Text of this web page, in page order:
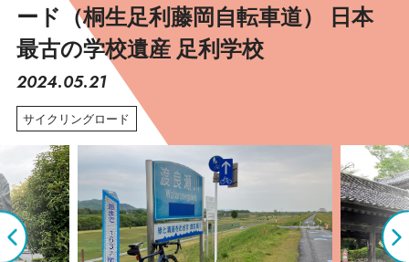
ード（桐生足利藤岡自転車道） 日本
最古の学校遺産 足利学校
2024.05.21
サイクリングロード